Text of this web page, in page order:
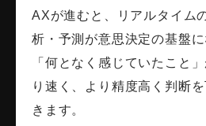
AXが進むと、リアルタイム
析・予測が意思決定の基盤に
「何となく感じていたこと
り速く、より精度高く判断
きます。